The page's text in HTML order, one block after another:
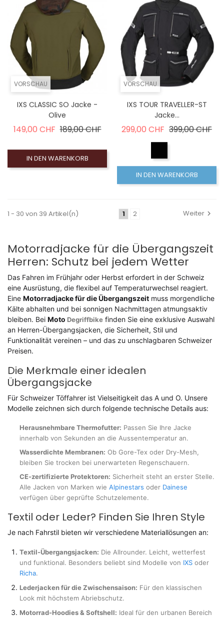
VORSCHAU
IXS CLASSIC SO Jacke -
Olive
149,00 CHF Verkaufspreis
189,00 CHFPreis
IN DEN WARENKORB
VORSCHAU
IXS TOUR TRAVELLER-ST
Jacke...
299,00 CHF Verkaufspreis
399,00 CHF
IN DEN WARENKORB
1 - 30 von 39 Artikel(n) 1 2 Weiter
Motorradjacke für die Übergangszeit
Herren: Schutz bei jedem Wetter
Das Fahren im Frühjahr oder Herbst erfordert in der Schweiz
eine Ausrüstung, die flexibel auf Temperaturwechsel reagiert.
Eine Motorradjacke für die Übergangszeit muss morgendliche
Kälte abhalten und bei sonnigen Nachmittagen atmungsaktiv
bleiben. Bei Moto Degriffbike finden Sie eine exklusive Auswahl
an Herren-Übergangsjacken, die Sicherheit, Stil und
Funktionalität vereinen – und das zu unschlagbaren Schweizer
Preisen.
Die Merkmale einer idealen
Übergangsjacke
Für Schweizer Töffahrer ist Vielseitigkeit das A und O. Unsere
Modelle zeichnen sich durch folgende technische Details aus:
Herausnehmbare Thermofutter: Passen Sie Ihre Jacke
innerhalb von Sekunden an die Aussentemperatur an.
Wasserdichte Membranen: Ob Gore-Tex oder Dry-Mesh,
bleiben Sie trocken bei unerwarteten Regenschauern.
CE-zertifizierte Protektoren: Sicherheit steht an erster Stelle.
Alle Jacken von Marken wie Alpinestars oder Dainese
verfügen über geprüfte Schutzelemente.
Textil oder Leder? Finden Sie Ihren Style
Je nach Fahrstil bieten wir verschiedene Materiallösungen an:
Textil-Übergangsjacken: Die Allrounder. Leicht, wetterfest
und funktional. Besonders beliebt sind Modelle von IXS oder
Richa.
Lederjacken für die Zwischensaison: Für den klassischen
Look mit höchstem Abriebschutz.
Motorrad-Hoodies & Softshell: Ideal für den urbanen Bereich